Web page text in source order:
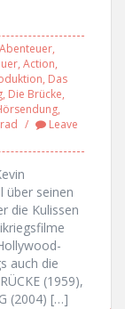
Abenteuer,
, Action,
, Das
, Die Brücke,
,
Leave
über seinen
die Kulissen
auch die
(1959),
(2004) […]